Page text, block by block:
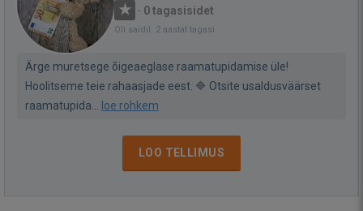
· 0 tagasisidet
Oli saidil: 2 aastat tagasi
Ärge muretsege õigeaeglase raamatupidamise üle!
Hoolitseme teie rahaasjade eest. 🔷 Otsite usaldusväärset
raamatupida...
loe rohkem
LOO TELLIMUS